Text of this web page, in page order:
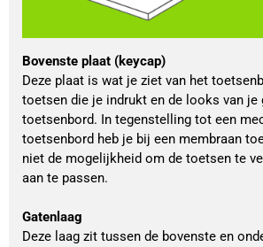
Bovenste plaat (keycap)
Deze plaat is wat je ziet van het
toetsen die je indrukt en de looks van je
toetsenbord. In tegenstelling tot een
toetsenbord heb je bij een membraan
niet de mogelijkheid om de toetsen te
aan te passen.
Gatenlaag
Deze laag zit tussen de bovenste en